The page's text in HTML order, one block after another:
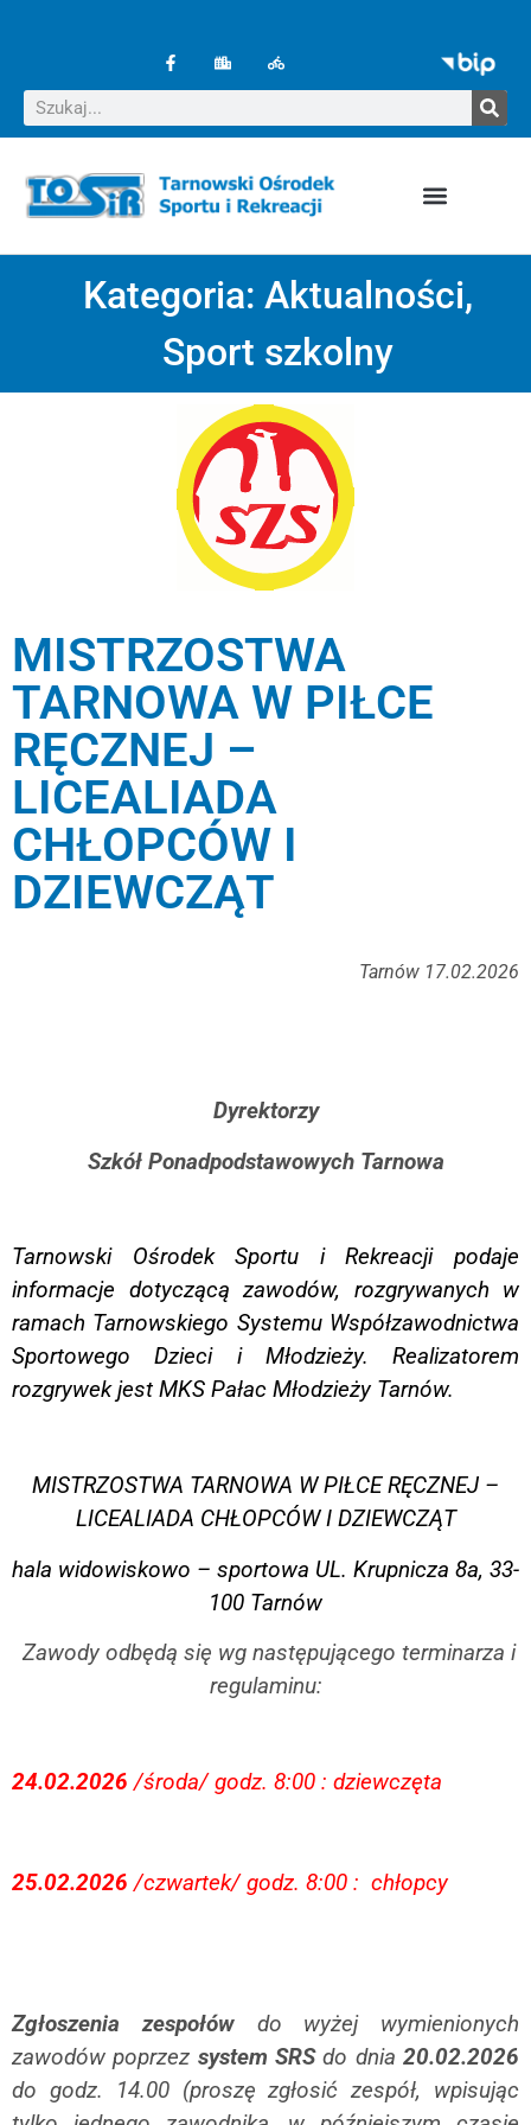
Kategoria: Aktualności,
Sport szkolny
MISTRZOSTWA
TARNOWA W PIŁCE
RĘCZNEJ –
LICEALIADA
CHŁOPCÓW I
DZIEWCZĄT
Tarnów 17.02.2026
Dyrektorzy
Szkół Ponadpodstawowych Tarnowa
Tarnowski Ośrodek Sportu i Rekreacji podaje
informacje dotyczącą zawodów, rozgrywanych w
ramach Tarnowskiego Systemu Współzawodnictwa
Sportowego Dzieci i Młodzieży. Realizatorem
rozgrywek jest MKS Pałac Młodzieży Tarnów.
MISTRZOSTWA TARNOWA W PIŁCE RĘCZNEJ –
LICEALIADA CHŁOPCÓW I DZIEWCZĄT
hala widowiskowo – sportowa UL. Krupnicza 8a, 33-
100 Tarnów
Zawody odbędą się wg następującego terminarza i
regulaminu:
24.02.2026 /środa/ godz. 8:00 : dziewczęta
25.02.2026 /czwartek/ godz. 8:00 : chłopcy
Zgłoszenia zespołów do wyżej wymienionych
zawodów poprzez system SRSdo dnia 20.02.2026
do godz. 14.00 (proszę zgłosić zespół, wpisując